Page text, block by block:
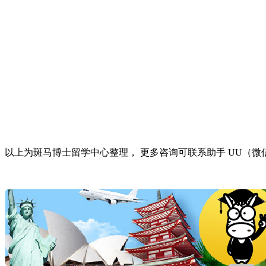
以上为斑马博士留学中心整理， 更多咨询可联系助手 UU（微